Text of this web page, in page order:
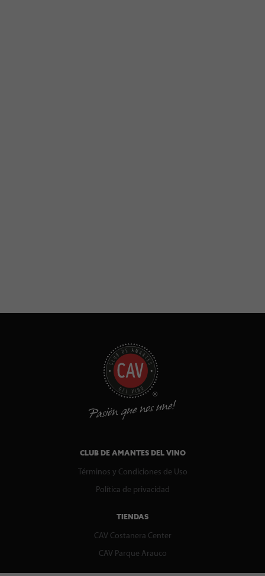
CLUB DE AMANTES DEL VINO
Términos y Condiciones de Uso
Política de privacidad
TIENDAS
CAV Costanera Center
CAV Parque Arauco